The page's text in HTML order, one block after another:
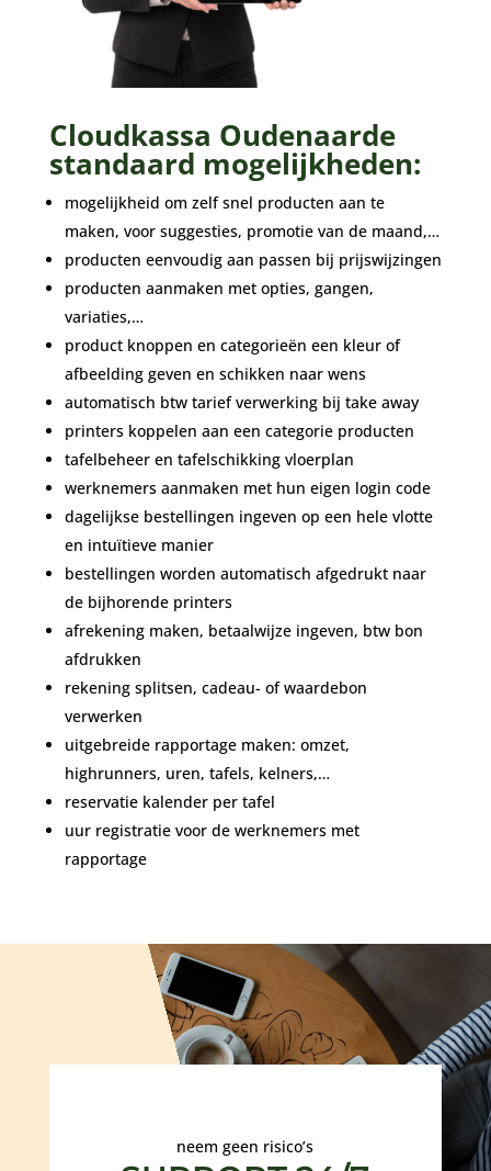
Cloudkassa Oudenaarde
standaard mogelijkheden:
mogelijkheid om zelf snel producten aan te
maken, voor suggesties, promotie van de maand,…
producten eenvoudig aan passen bij prijswijzingen
producten aanmaken met opties, gangen,
variaties,…
product knoppen en categorieën een kleur of
afbeelding geven en schikken naar wens
automatisch btw tarief verwerking bij take away
printers koppelen aan een categorie producten
tafelbeheer en tafelschikking vloerplan
werknemers aanmaken met hun eigen login code
dagelijkse bestellingen ingeven op een hele vlotte
en intuïtieve manier
bestellingen worden automatisch afgedrukt naar
de bijhorende printers
afrekening maken, betaalwijze ingeven, btw bon
afdrukken
rekening splitsen, cadeau- of waardebon
verwerken
uitgebreide rapportage maken: omzet,
highrunners, uren, tafels, kelners,…
reservatie kalender per tafel
uur registratie voor de werknemers met
rapportage
neem geen risico’s